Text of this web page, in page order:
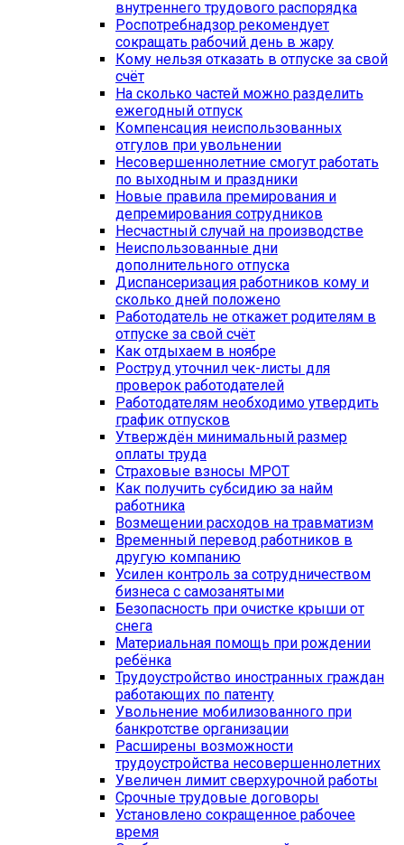
внутреннего трудового распорядка
Роспотребнадзор рекомендует
сокращать рабочий день в жару
Кому нельзя отказать в отпуске за свой
счёт
На сколько частей можно разделить
ежегодный отпуск
Компенсация неиспользованных
отгулов при увольнении
Несовершеннолетние смогут работать
по выходным и праздники
Новые правила премирования и
депремирования сотрудников
Несчастный случай на производстве
Неиспользованные дни
дополнительного отпуска
Диспансеризация работников кому и
сколько дней положено
Работодатель не откажет родителям в
отпуске за свой счёт
Как отдыхаем в ноябре
Роструд уточнил чек-листы для
проверок работодателей
Работодателям необходимо утвердить
график отпусков
Утверждён минимальный размер
оплаты труда
Страховые взносы МРОТ
Как получить субсидию за найм
работника
Возмещении расходов на травматизм
Временный перевод работников в
другую компанию
Усилен контроль за сотрудничеством
бизнеса с самозанятыми
Безопасность при очистке крыши от
снега
Материальная помощь при рождении
ребёнка
Трудоустройство иностранных граждан
работающих по патенту
Увольнение мобилизованного при
банкротстве организации
Расширены возможности
трудоустройства несовершеннолетних
Увеличен лимит сверхурочной работы
Срочные трудовые договоры
Установлено сокращенное рабочее
время